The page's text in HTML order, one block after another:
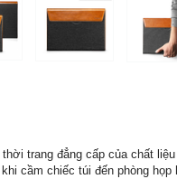
trang đẳng cấp của chất
cầm chiếc túi đến phòng họp